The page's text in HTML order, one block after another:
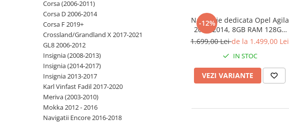
Corsa (2006-2011)
Corsa D 2006-2014
Corsa F 2019+
Crossland/Grandland X 2017-2021
GL8 2006-2012
Insignia (2008-2013)
Insignia (2014-2017)
Insignia 2013-2017
Karl Vinfast Fadil 2017-2020
Meriva (2003-2010)
Mokka 2012 - 2016
Navigatii Encore 2016-2018
-12%
Navigatie dedicata Opel Agila
2007-2014, 8GB RAM 128GB
ROM, Octacore, Platforma
QLED 9", Suporta camera
360", DSP, Carplay&Android
Aut
1.699,00 Leide la 1.499,00 Lei
IN STOC
VEZI VARIANTE